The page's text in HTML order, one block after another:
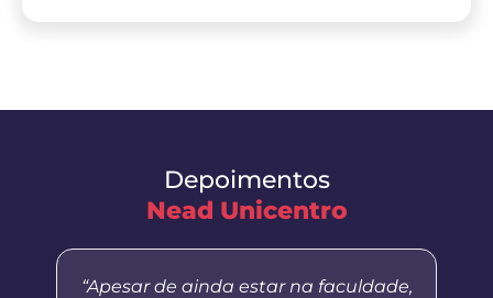
Depoimentos
Nead Unicentro
“Apesar de ainda estar na faculdade,